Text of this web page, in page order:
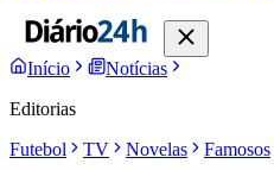
Início
Notícias
Editorias
Futebol
TV Novelas Famosos